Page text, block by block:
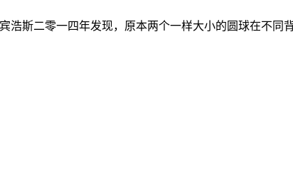
浩斯二零一四年发现，原本两个一样大小的圆球在不